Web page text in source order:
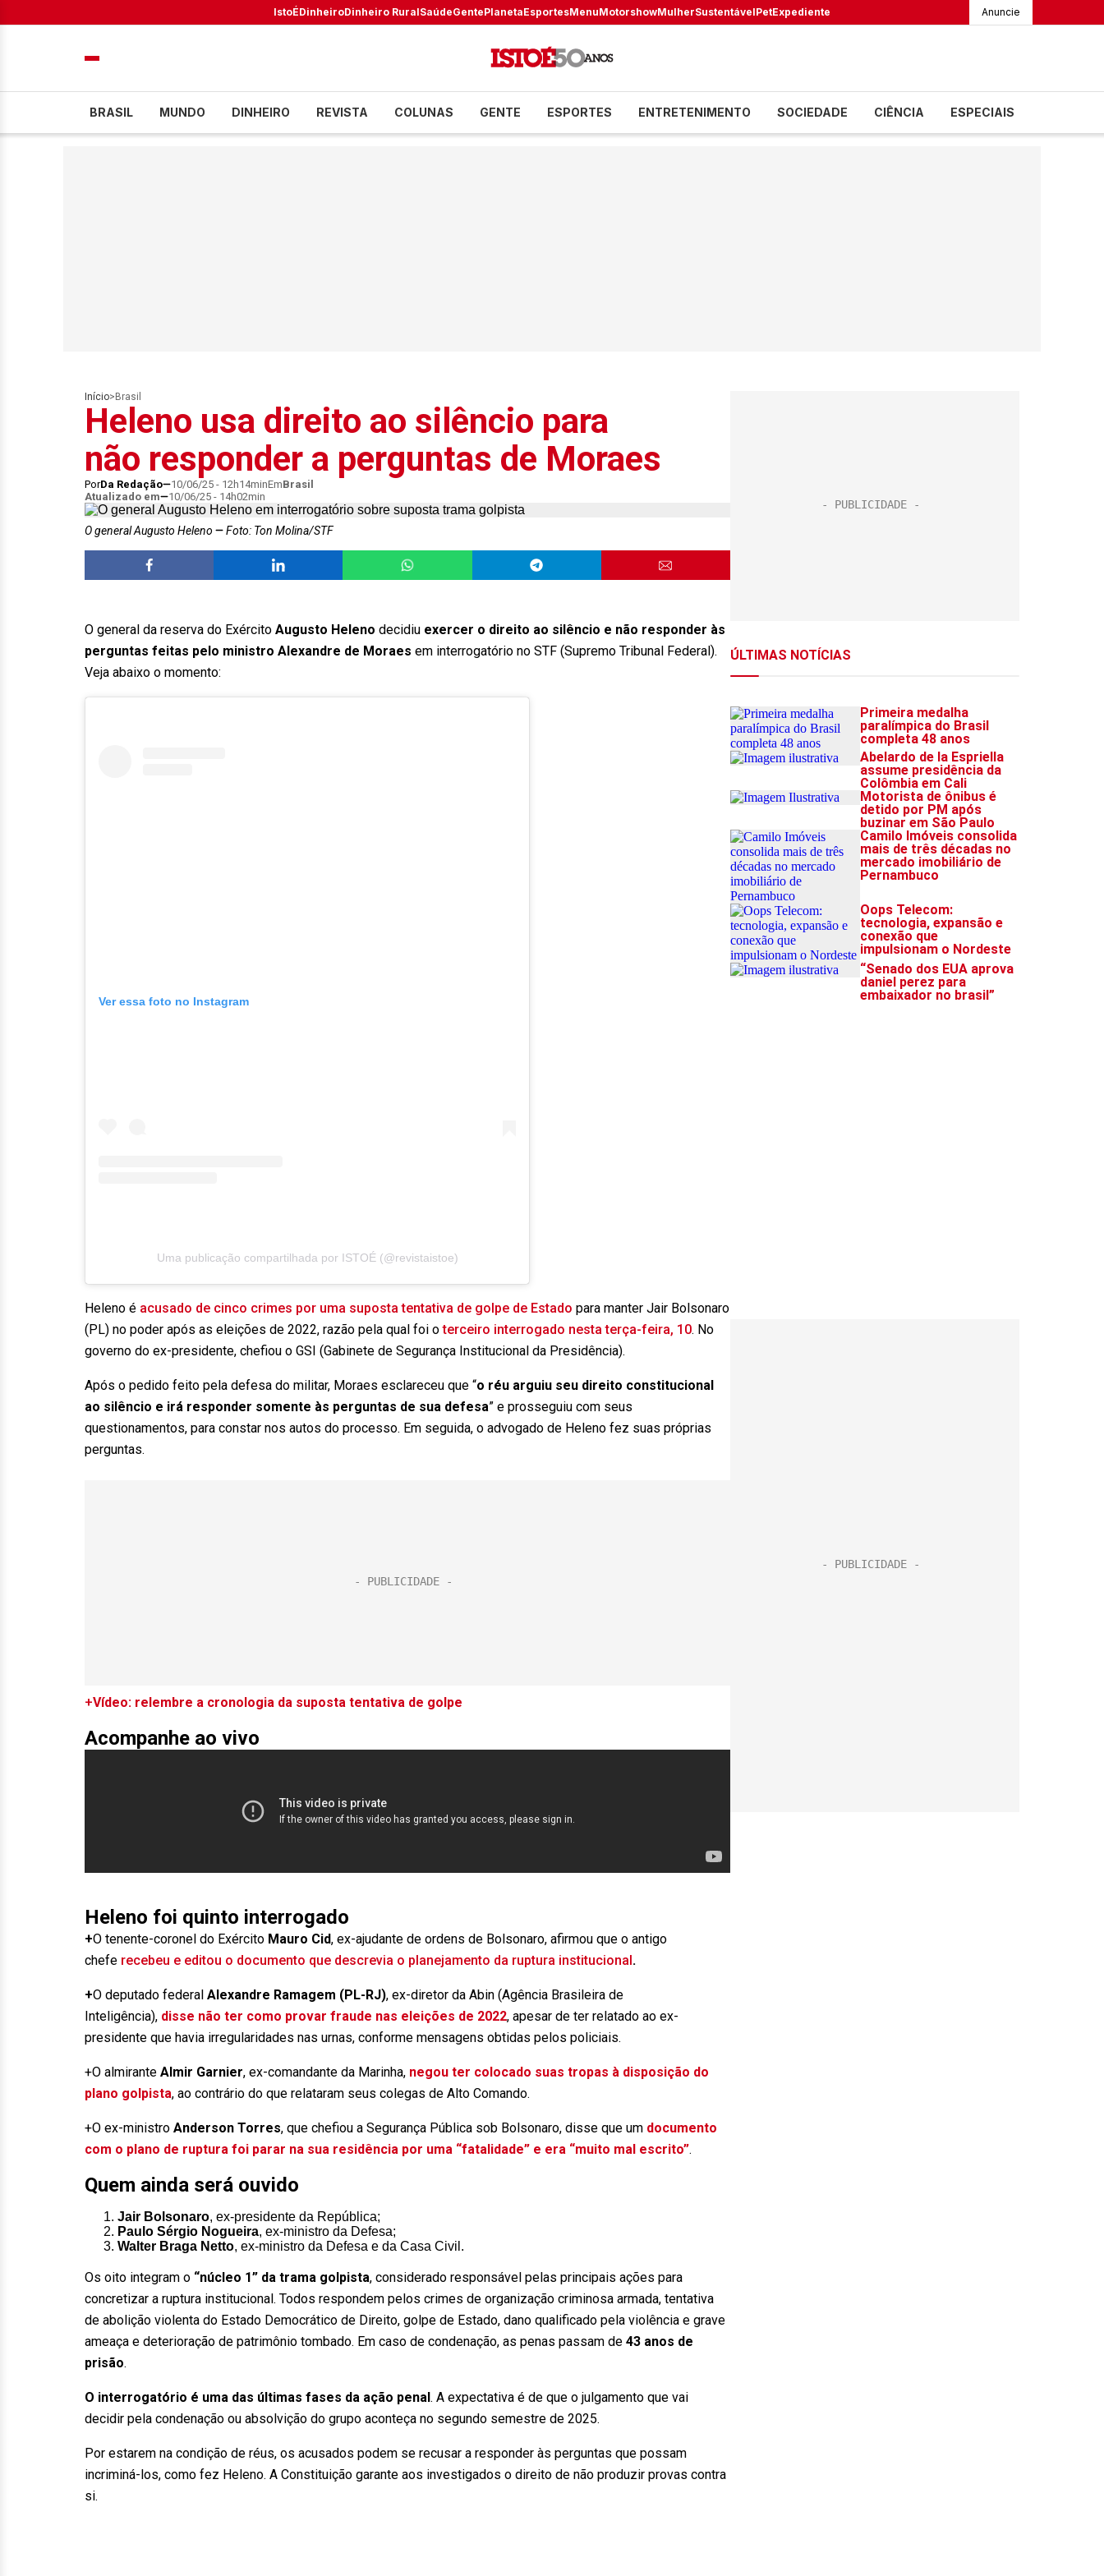
IstoÉDinheiroDinheiro RuralSaúdeGentePlanetaEsportesMenuMotorshowMulherSustentávelPetExpediente Anuncie
BRASIL MUNDO DINHEIRO REVISTA COLUNAS GENTE ESPORTES ENTRETENIMENTO SOCIEDADE CIÊNCIA ESPECIAIS
Início> Brasil
Heleno usa direito ao silêncio para
não responder a perguntas de Moraes
PorDa Redação 10/06/25 - 12h14minEmBrasil
Atualizado em
10/06/25 - 14h02min
O general Augusto Heleno Foto: Ton Molina/STF
O general da reserva do Exército Augusto Heleno decidiu exercer o direito ao silêncio e não responder às
perguntas feitas pelo ministro Alexandre de Moraes em interrogatório no STF (Supremo Tribunal Federal).
Veja abaixo o momento:
Ver essa foto no Instagram
Uma publicação compartilhada por ISTOÉ (@revistaistoe)
Heleno é acusado de cinco crimes por uma suposta tentativa de golpe de Estado para manter Jair Bolsonaro
(PL) no poder após as eleições de 2022, razão pela qual foi oterceiro interrogado nesta terça-feira, 10. No
governo do ex-presidente, chefiou o GSI (Gabinete de Segurança Institucional da Presidência).
Após o pedido feito pela defesa do militar, Moraes esclareceu que “o réu arguiu seu direito constitucional
ao silêncio e irá responder somente às perguntas de sua defesa” e prosseguiu com seus
questionamentos, para constar nos autos do processo. Em seguida, o advogado de Heleno fez suas próprias
perguntas.
+Vídeo: relembre a cronologia da suposta tentativa de golpe
Acompanhe ao vivo
Heleno foi quinto interrogado
+O tenente-coronel do Exército Mauro Cid, ex-ajudante de ordens de Bolsonaro, afirmou que o antigo
chefe recebeu e editou o documento que descrevia o planejamento da ruptura institucional.
+O deputado federal Alexandre Ramagem (PL-RJ), ex-diretor da Abin (Agência Brasileira de
Inteligência), disse não ter como provar fraude nas eleições de 2022, apesar de ter relatado ao ex-
presidente que havia irregularidades nas urnas, conforme mensagens obtidas pelos policiais.
+O almirante Almir Garnier, ex-comandante da Marinha, negou ter colocado suas tropas à disposição do
plano golpista, ao contrário do que relataram seus colegas de Alto Comando.
+O ex-ministro Anderson Torres, que chefiou a Segurança Pública sob Bolsonaro, disse que um documento
com o plano de ruptura foi parar na sua residência por uma “fatalidade” e era “muito mal escrito”.
Quem ainda será ouvido
Jair Bolsonaro, ex-presidente da República;
Paulo Sérgio Nogueira, ex-ministro da Defesa;
Walter Braga Netto, ex-ministro da Defesa e da Casa Civil.
Os oito integram o “núcleo 1” da trama golpista, considerado responsável pelas principais ações para
concretizar a ruptura institucional. Todos respondem pelos crimes de organização criminosa armada, tentativa
de abolição violenta do Estado Democrático de Direito, golpe de Estado, dano qualificado pela violência e grave
ameaça e deterioração de patrimônio tombado. Em caso de condenação, as penas passam de 43 anos de
prisão.
O interrogatório é uma das últimas fases da ação penal. A expectativa é de que o julgamento que vai
decidir pela condenação ou absolvição do grupo aconteça no segundo semestre de 2025.
Por estarem na condição de réus, os acusados podem se recusar a responder às perguntas que possam
incriminá-los, como fez Heleno. A Constituição garante aos investigados o direito de não produzir provas contra
si.